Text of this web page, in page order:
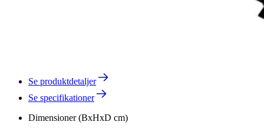
Se produktdetaljer
Se specifikationer
Dimensioner (BxHxD cm)